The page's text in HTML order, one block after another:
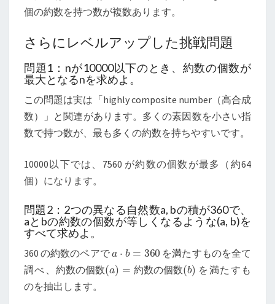
個の約数を持つ数が複数あります。
さらにレベルアップした挑戦問題
問題1：nが10000以下のとき、約数の個数が
最大となるnを求めよ。
この問題は実は「highly composite number（高合成
数）」と関連があります。多くの素因数を小さい指
数で持つ数が、最も多くの約数を持ちやすいです。
10000以下では、7560 が約数の個数が最多（約64
個）になります。
問題2：2つの異なる自然数a, bの積が360で、
aとbの約数の個数が等しくなるような(a, b)を
すべて求めよ。
360 の約数のペアで b= 360
を満たすものを全て
調べ、約 数 の 個 数 約 数 の 個 数
約数の個数( =約数の個数
(b )
を満たすも
のを抽出します。